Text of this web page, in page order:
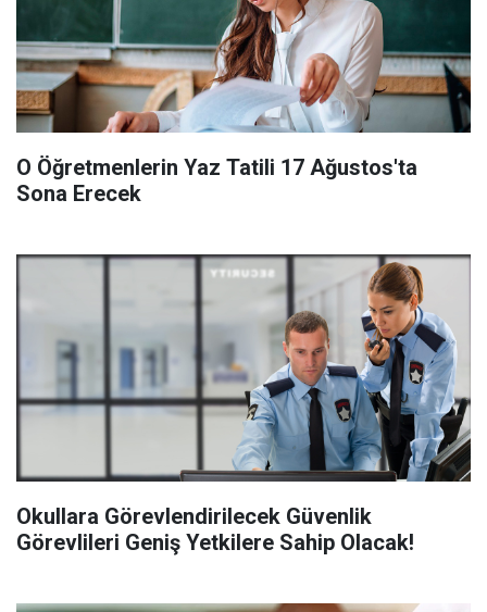
O Öğretmenlerin Yaz Tatili 17 Ağustos'ta
Sona Erecek
Okullara Görevlendirilecek Güvenlik
Görevlileri Geniş Yetkilere Sahip Olacak!